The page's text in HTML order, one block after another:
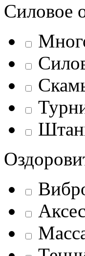
Силовое